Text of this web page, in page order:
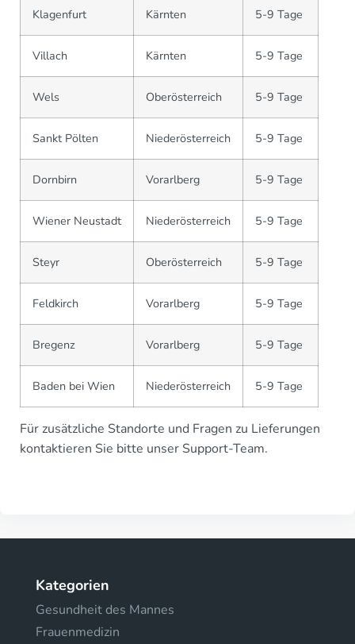
Klagenfurt Kärnten 5-9 Tage
Villach Kärnten 5-9 Tage
Wels Oberösterreich 5-9 Tage
Sankt Pölten Niederösterreich 5-9 Tage
Dornbirn Vorarlberg 5-9 Tage
Wiener Neustadt Niederösterreich 5-9 Tage
Steyr Oberösterreich 5-9 Tage
Feldkirch Vorarlberg 5-9 Tage
Bregenz Vorarlberg 5-9 Tage
Baden bei Wien Niederösterreich 5-9 Tage
Für zusätzliche Standorte und Fragen zu Lieferungen
kontaktieren Sie bitte unser Support-Team.
Kategorien
Gesundheit des Mannes
Frauenmedizin